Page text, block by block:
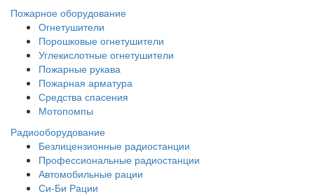
Пожарное оборудование
Огнетушители
Порошковые огнетушители
Углекислотные огнетушители
Пожарные рукава
Пожарная арматура
Средства спасения
Мотопомпы
Радиооборудование
Безлицензионные радиостанции
Профессиональные радиостанции
Автомобильные рации
Си-Би Рации